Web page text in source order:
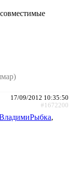
17/09/2012 10:35:50
#1672200
,